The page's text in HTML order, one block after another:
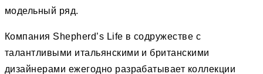
модельный ряд.
Компания Shepherd’s Life в содружестве с
талантливыми итальянскими и британскими
дизайнерами ежегодно разрабатывает коллекции